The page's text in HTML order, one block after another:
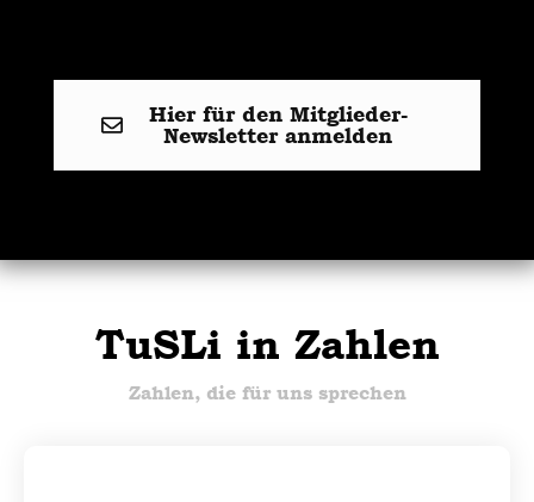
Hier für den Mitglieder-
Newsletter anmelden
TuSLi in Zahlen
Zahlen, die für uns sprechen